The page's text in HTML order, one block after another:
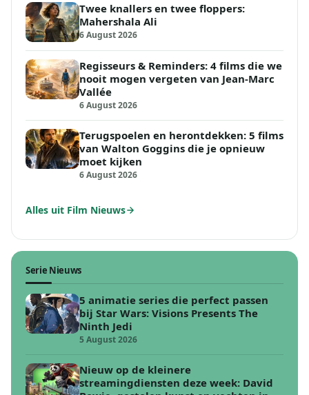
Twee knallers en twee floppers:
Mahershala Ali
6 August 2026
Regisseurs & Reminders: 4 films die we
nooit mogen vergeten van Jean-Marc
Vallée
6 August 2026
Terugspoelen en herontdekken: 5 films
van Walton Goggins die je opnieuw
moet kijken
6 August 2026
Alles uit Film Nieuws
Serie Nieuws
5 animatie series die perfect passen
bij Star Wars: Visions Presents The
Ninth Jedi
5 August 2026
Nieuw op de kleinere
streamingdiensten deze week: David